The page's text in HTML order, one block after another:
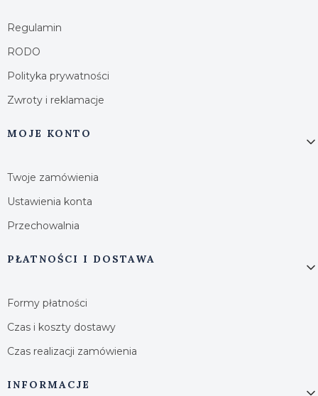
Regulamin
RODO
Polityka prywatności
Zwroty i reklamacje
MOJE KONTO
Twoje zamówienia
Ustawienia konta
Przechowalnia
PŁATNOŚCI I DOSTAWA
Formy płatności
Czas i koszty dostawy
Czas realizacji zamówienia
INFORMACJE